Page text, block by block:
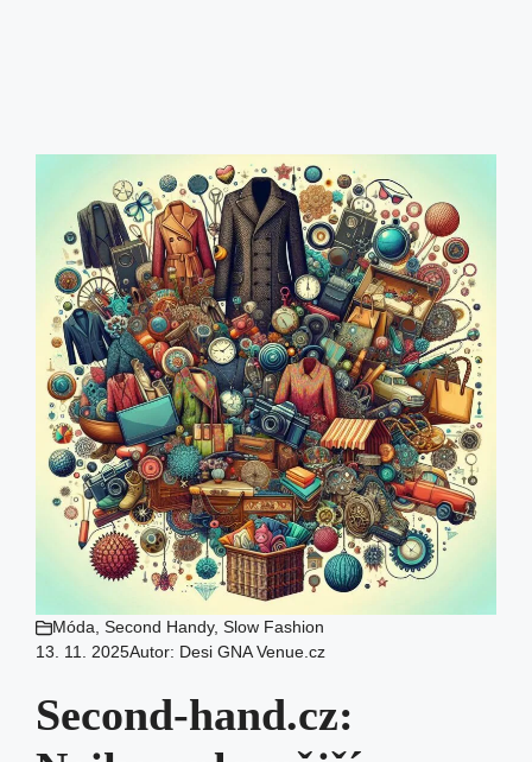
Móda Second Handy, Slow Fashion
13. 11. 2025Autor: Desi GNA Venue.cz
Second-hand.cz: